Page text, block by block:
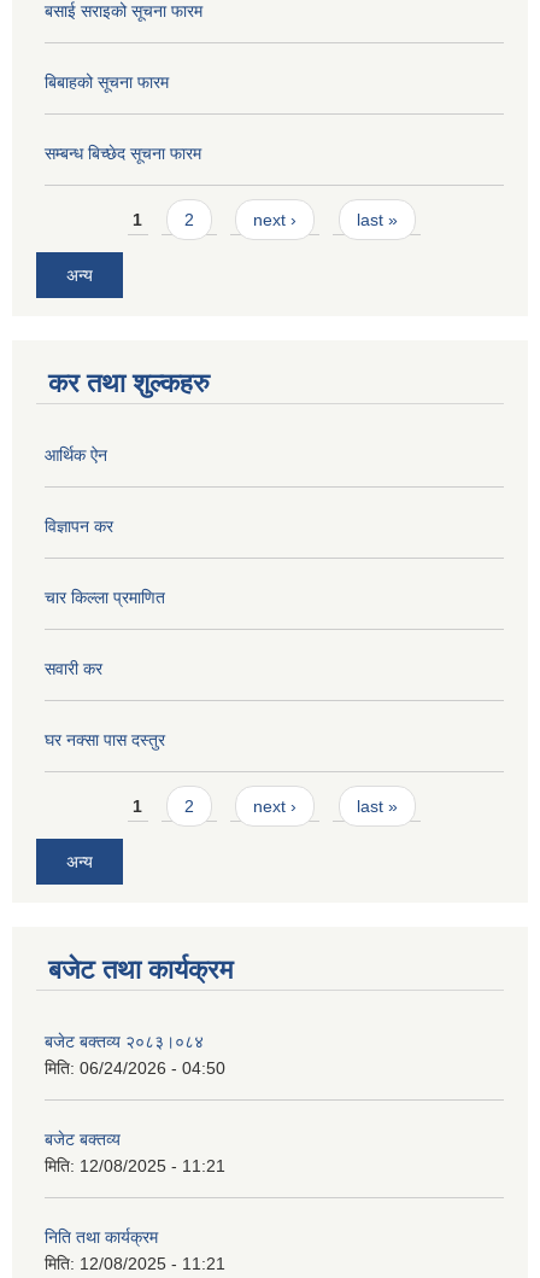
बसाई सराइको सूचना फारम
बिबाहको सूचना फारम
सम्बन्ध बिच्छेद सूचना फारम
Pages1 2 next › last »
अन्य
कर तथा शुल्कहरु
आर्थिक ऐन
विज्ञापन कर
चार किल्ला प्रमाणित
सवारी कर
घर नक्सा पास दस्तुर
Pages1 2 next › last »
अन्य
बजेट तथा कार्यक्रम
बजेट बक्तव्य २०८३।०८४
मिति: 06/24/2026 - 04:50
बजेट बक्तव्य
मिति: 12/08/2025 - 11:21
निति तथा कार्यक्रम
मिति: 12/08/2025 - 11:21